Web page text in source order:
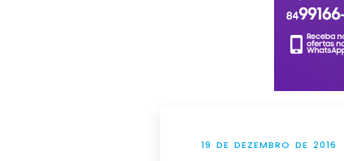
19 DE DEZEMBRO DE 2016